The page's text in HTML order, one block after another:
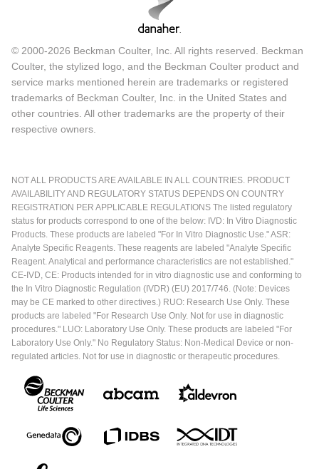
© 2000-2026 Beckman Coulter, Inc. All rights reserved. Beckman
Coulter, the stylized logo, and the Beckman Coulter product and
service marks mentioned herein are trademarks or registered
trademarks of Beckman Coulter, Inc. in the United States and
other countries. All other trademarks are the property of their
respective owners.
NOT ALL PRODUCTS ARE AVAILABLE IN ALL COUNTRIES. PRODUCT
AVAILABILITY AND REGULATORY STATUS DEPENDS ON COUNTRY
REGISTRATION PER APPLICABLE REGULATIONS The listed regulatory
status for products correspond to one of the below: IVD: In Vitro Diagnostic
Products. These products are labeled "For In Vitro Diagnostic Use." ASR:
Analyte Specific Reagents. These reagents are labeled "Analyte Specific
Reagent. Analytical and performance characteristics are not established."
CE-IVD, CE: Products intended for in vitro diagnostic use and conforming to
the In Vitro Diagnostic Regulation (IVDR) (EU) 2017/746. (Note: Devices
may be CE marked to other directives.) RUO: Research Use Only. These
products are labeled "For Research Use Only. Not for use in diagnostic
procedures." LUO: Laboratory Use Only. These products are labeled "For
Laboratory Use Only." No Regulatory Status: Non-Medical Device or non-
regulated articles. Not for use in diagnostic or therapeutic procedures.